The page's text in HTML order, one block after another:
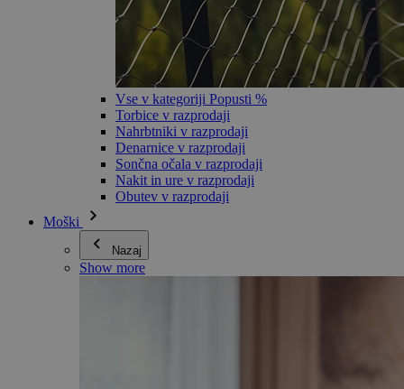
Vse v kategoriji Popusti %
Torbice v razprodaji
Nahrbtniki v razprodaji
Denarnice v razprodaji
Sončna očala v razprodaji
Nakit in ure v razprodaji
Obutev v razprodaji
Moški
Nazaj
Show more